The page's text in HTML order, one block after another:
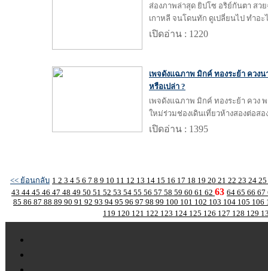
ส่องภาพล่าสุด ยิปโซ อริย์กันตา สว
เกาหลี จนโดนทัก ดูเปลี่ยนไป ทำอะ
เปิดอ่าน : 1220
เพจดังแฉภาพ มิกค์ ทองระย้า ควงน
หรือเปล่า ?
เพจดังแฉภาพ มิกค์ ทองระย้า ควง
ใหม่ร่วมช่องเดินเที่ยวห้างสองต่อสอ
เปิดอ่าน : 1395
<< ย้อนกลับ 1 2 3 4 5 6 7 8 9 10 11 12 13 14 15 16 17 18 19 20 21 22 23 24 25
43 44 45 46 47 48 49 50 51 52 53 54 55 56 57 58 59 60 61 62 63 64 65 66 67
85 86 87 88 89 90 91 92 93 94 95 96 97 98 99 100 101 102 103 104 105 106
119 120 121 122 123 124 125 126 127 128 129